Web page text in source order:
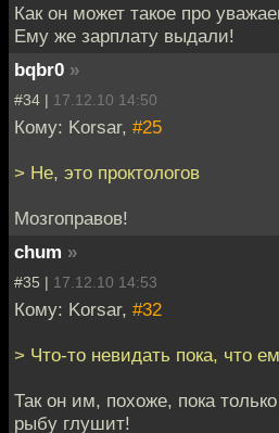
Как он может такое про
Ему же зарплату выдали!
bqbr0 »
#34 | 17.12.10 14:50
Кому: Korsar, #25
> Не, это проктологов
Мозгоправов!
chum »
#35 | 17.12.10 14:53
Кому: Korsar, #32
> Что-то невидать пока, что
Так он им, похоже, пока
рыбу глушит!